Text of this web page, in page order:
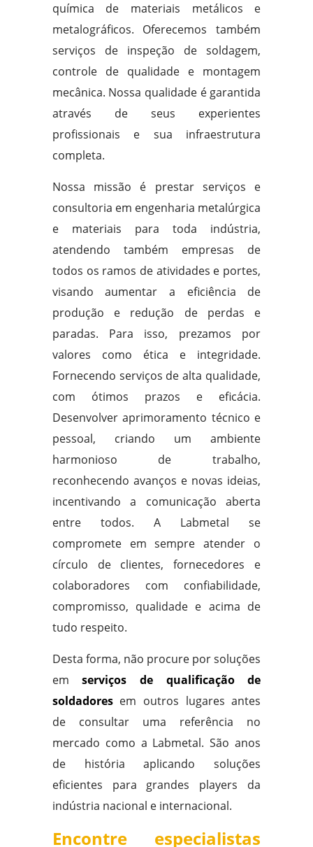
química de materiais metálicos e
metalográficos. Oferecemos também
serviços de inspeção de soldagem,
controle de qualidade e montagem
mecânica. Nossa qualidade é garantida
através de seus experientes
profissionais e sua infraestrutura
completa.
Nossa missão é prestar serviços e
consultoria em engenharia metalúrgica
e materiais para toda indústria,
atendendo também empresas de
todos os ramos de atividades e portes,
visando aumentar a eficiência de
produção e redução de perdas e
paradas. Para isso, prezamos por
valores como ética e integridade.
Fornecendo serviços de alta qualidade,
com ótimos prazos e eficácia.
Desenvolver aprimoramento técnico e
pessoal, criando um ambiente
harmonioso de trabalho,
reconhecendo avanços e novas ideias,
incentivando a comunicação aberta
entre todos. A Labmetal se
compromete em sempre atender o
círculo de clientes, fornecedores e
colaboradores com confiabilidade,
compromisso, qualidade e acima de
tudo respeito.
Desta forma, não procure por soluções
emserviços de qualificação de
soldadores em outros lugares antes
de consultar uma referência no
mercado como a Labmetal. São anos
de história aplicando soluções
eficientes para grandes players da
indústria nacional e internacional.
Encontre especialistas